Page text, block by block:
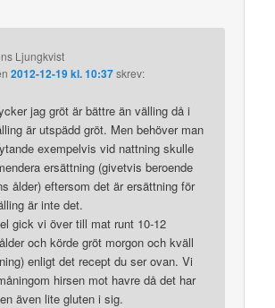
Ljungkvist
2012-12-19 kl. 10:37skrev:
jag gröt är bättre än välling då i
är utspädd gröt. Men behöver man
exempelvis vid nattning skulle
ersättning (givetvis beroende
ålder) eftersom det är ersättning för
är inte det.
gick vi över till mat runt 10-12
och körde gröt morgon och kväll
enligt det recept du ser ovan. Vi
hirsen mot havre då det har
även lite gluten i sig.